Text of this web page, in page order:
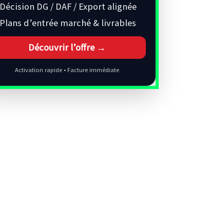
Décision DG / DAF / Export alignée
Plans d’entrée marché & livrables
Découvrir l’offre →
Activation rapide • Facture immédiate